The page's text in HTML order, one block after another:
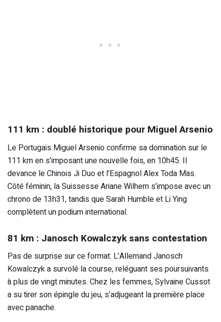
111 km : doublé historique pour Miguel Arsenio
Le Portugais Miguel Arsenio confirme sa domination sur le
111 km en s’imposant une nouvelle fois, en 10h45. Il
devance le Chinois Ji Duo et l’Espagnol Alex Toda Mas.
Côté féminin, la Suissesse Ariane Wilhem s’impose avec un
chrono de 13h31, tandis que Sarah Humble et Li Ying
complètent un podium international.
81 km : Janosch Kowalczyk sans contestation
Pas de surprise sur ce format. L’Allemand Janosch
Kowalczyk a survolé la course, reléguant ses poursuivants
à plus de vingt minutes. Chez les femmes, Sylvaine Cussot
a su tirer son épingle du jeu, s’adjugeant la première place
avec panache.